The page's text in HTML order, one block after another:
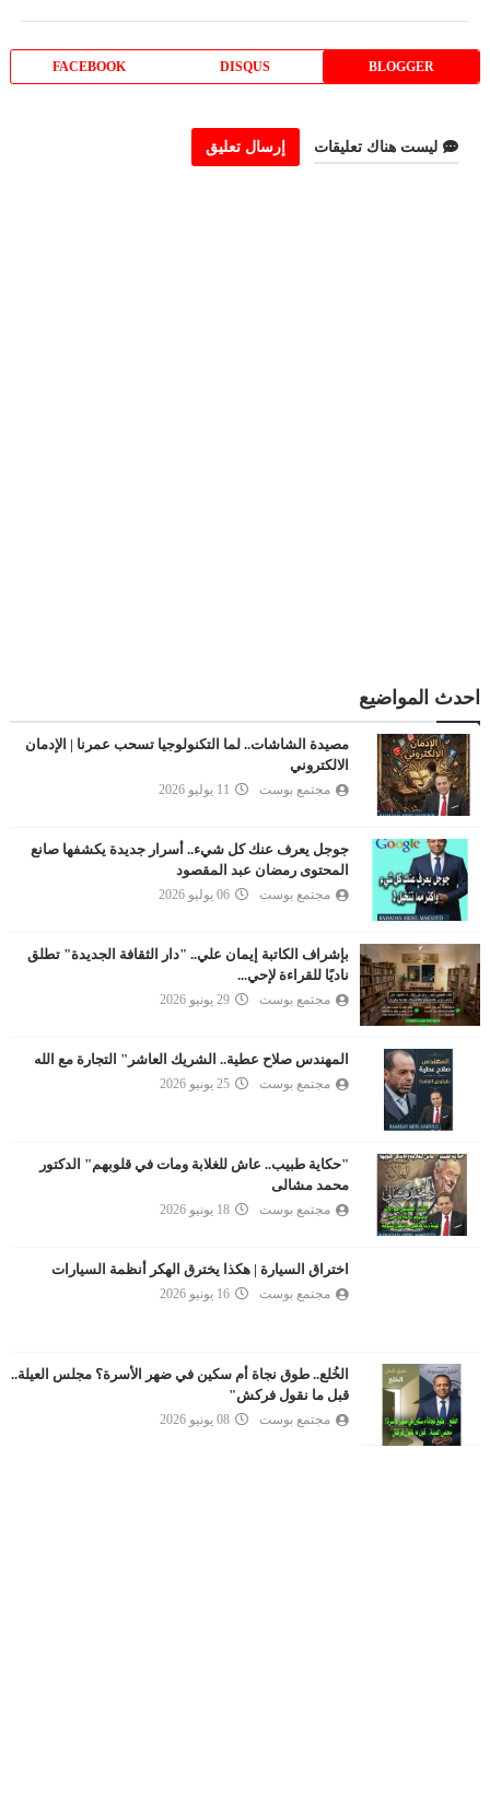
BLOGGER
DISQUS
FACEBOOK
ليست هناك تعليقات إرسال تعليق
احدث المواضيع
مصيدة الشاشات.. لما التكنولوجيا تسحب عمرنا | الإدمان
الالكتروني
مجتمع بوست 11 يوليو 2026
جوجل يعرف عنك كل شيء.. أسرار جديدة يكشفها صانع
المحتوى رمضان عبد المقصود
مجتمع بوست 06 يوليو 2026
بإشراف الكاتبة إيمان علي.. "دار الثقافة الجديدة" تطلق
ناديًا للقراءة لإحي...
مجتمع بوست 29 يونيو 2026
المهندس صلاح عطية.. الشريك العاشر" التجارة مع الله
مجتمع بوست 25 يونيو 2026
"حكاية طبيب.. عاش للغلابة ومات في قلوبهم" الدكتور
محمد مشالى
مجتمع بوست 18 يونيو 2026
اختراق السيارة | هكذا يخترق الهكر أنظمة السيارات
مجتمع بوست 16 يونيو 2026
الخُلع.. طوق نجاة أم سكين في ضهر الأسرة؟ مجلس العيلة..
قبل ما نقول فركش"
مجتمع بوست 08 يونيو 2026